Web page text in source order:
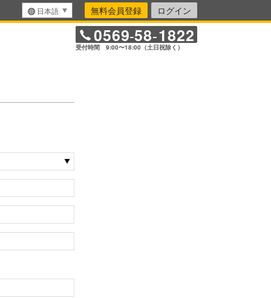
日本語 無料会員登録 ログイン
0569-58-1822
受付時間 9:00〜18:00（土日祝除く）